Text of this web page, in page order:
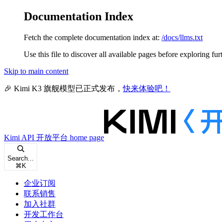
Documentation Index
Fetch the complete documentation index at: /docs/llms.txt
Use this file to discover all available pages before exploring
Skip to main content
🎉 Kimi K3 旗舰模型已正式发布，快来体验吧！
Kimi API 开放平台 home page
Search...
⌘ K
企业订阅
联系销售
加入社群
开发工作台